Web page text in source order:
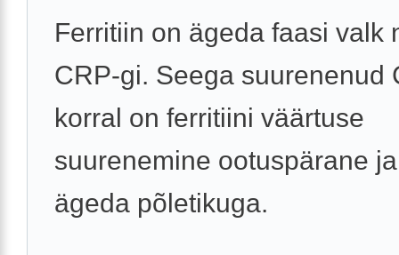
Ferritiin on ägeda faasi valk
CRP-gi. Seega suurenenud
korral on ferritiini väärtuse
suurenemine ootuspärane
ägeda põletikuga.